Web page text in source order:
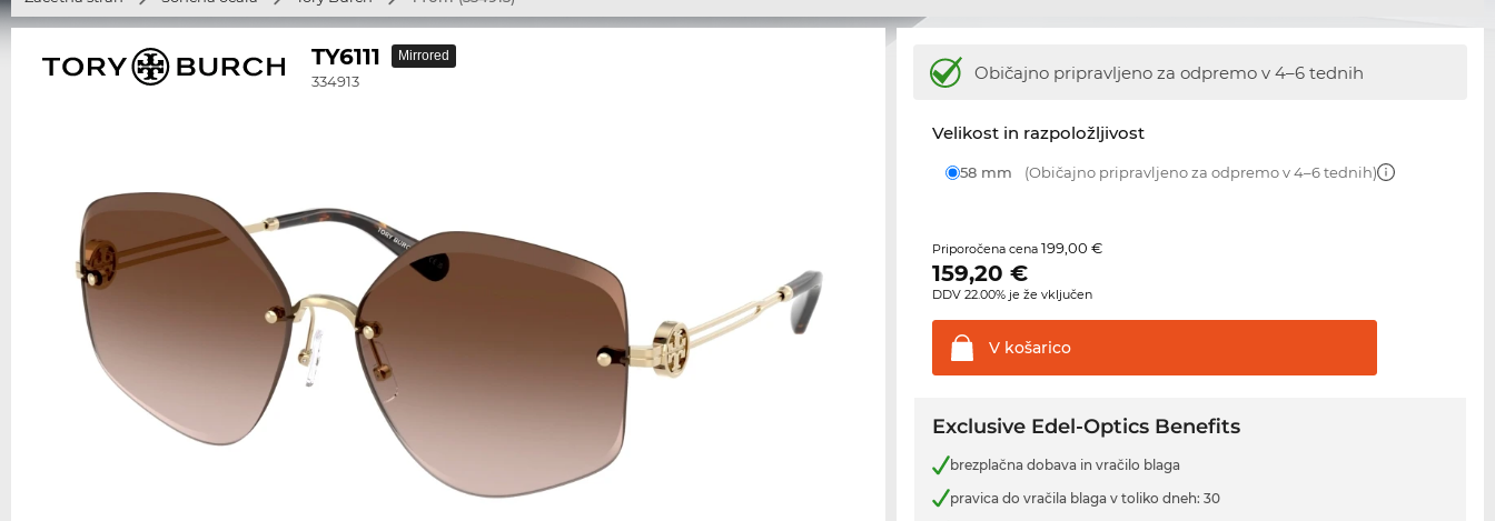
TY6111
334913
Mirrored
Običajno pripravljeno za odpremo v 4–6 tednih
Velikost in razpoložljivost
58 mm (Običajno pripravljeno za odpremo v 4–6 tednih)
Priporočena cena199,00 €
159,20 €
DDV 22.00% je že vključen
V košarico
Exclusive Edel-Optics Benefits
brezplačna dobava in vračilo blaga
pravica do vračila blaga v toliko dneh: 30